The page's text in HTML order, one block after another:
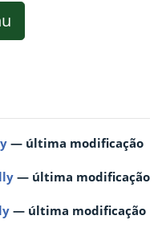
— última modificação
— última modificação
— última modificação